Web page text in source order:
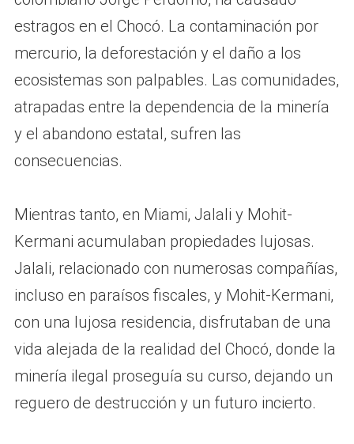
estragos en el Chocó. La contaminación por
mercurio, la deforestación y el daño a los
ecosistemas son palpables. Las comunidades,
atrapadas entre la dependencia de la minería
y el abandono estatal, sufren las
consecuencias.
Mientras tanto, en Miami, Jalali y Mohit-
Kermani acumulaban propiedades lujosas.
Jalali, relacionado con numerosas compañías,
incluso en paraísos fiscales, y Mohit-Kermani,
con una lujosa residencia, disfrutaban de una
vida alejada de la realidad del Chocó, donde la
minería ilegal proseguía su curso, dejando un
reguero de destrucción y un futuro incierto.